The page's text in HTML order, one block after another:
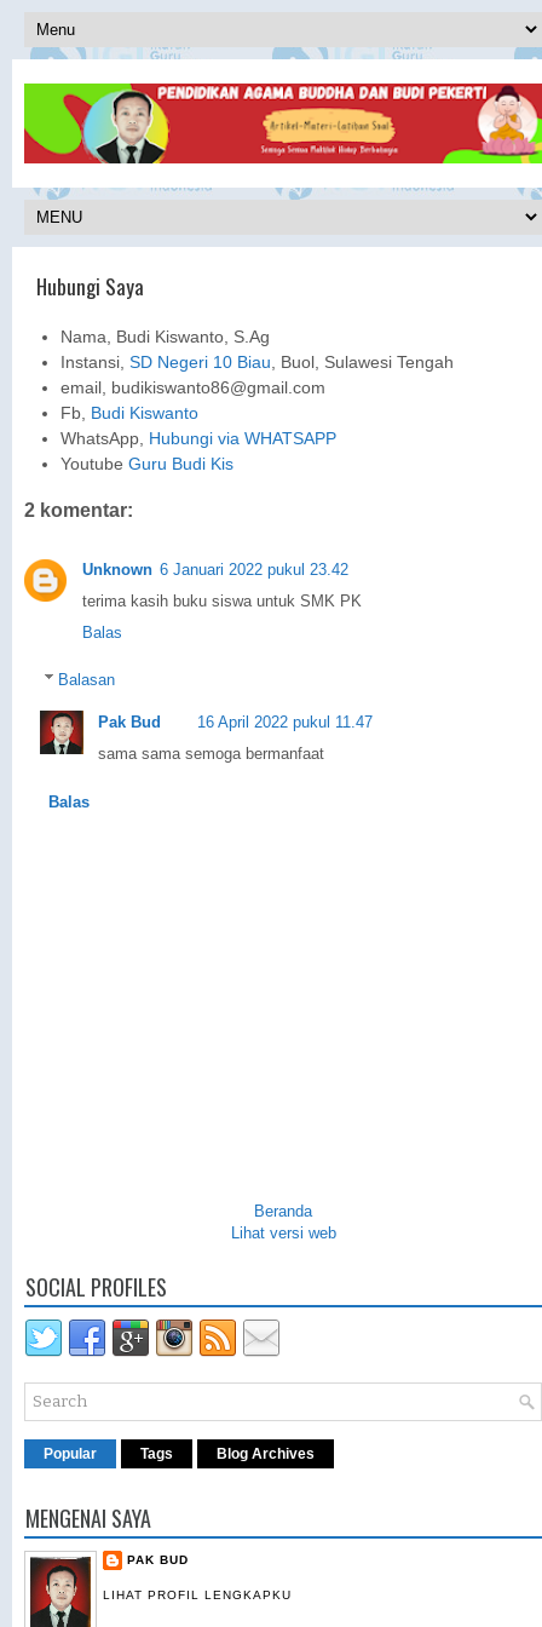
Hubungi Saya
Nama, Budi Kiswanto, S.Ag
Instansi, SD Negeri 10 Biau, Buol, Sulawesi Tengah
email, budikiswanto86@gmail.com
Fb, Budi Kiswanto
WhatsApp, Hubungi via WHATSAPP
Youtube Guru Budi Kis
2 komentar:
Unknown 6 Januari 2022 pukul 23.42
terima kasih buku siswa untuk SMK PK
Balas
Balasan
Pak Bud
16 April 2022 pukul 11.47
sama sama semoga bermanfaat
Balas
Beranda
Lihat versi web
SOCIAL PROFILES
Popular Tags Blog Archives
MENGENAI SAYA
PAK BUD
LIHAT PROFIL LENGKAPKU